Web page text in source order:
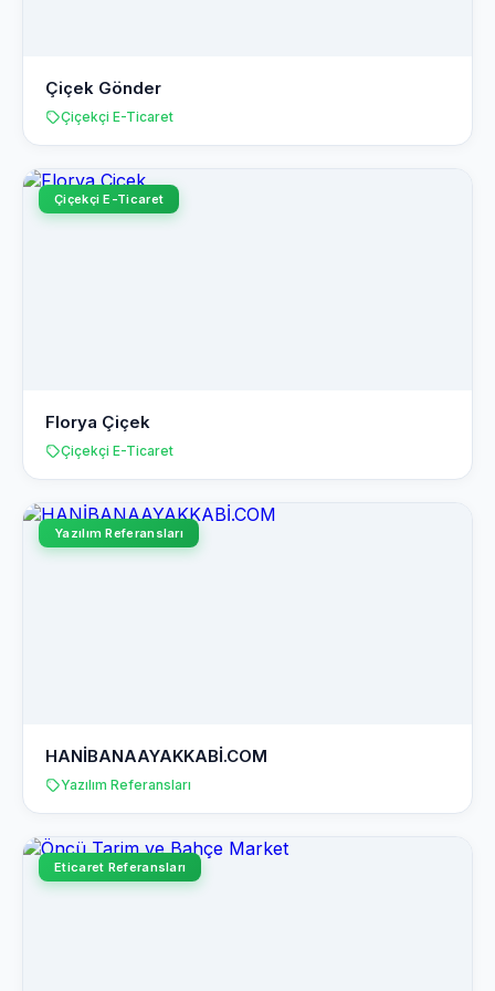
Çiçek Gönder
Çiçekçi E-Ticaret
Çiçekçi E-Ticaret
Florya Çiçek
Çiçekçi E-Ticaret
Yazılım Referansları
HANİBANAAYAKKABİ.COM
Yazılım Referansları
Eticaret Referansları